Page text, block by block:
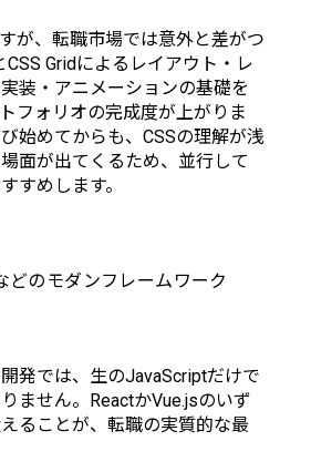
が、転職市場では意外と差がつ
CSS Gridによるレイアウト・レ
装・アニメーションの基礎を
フォリオの完成度が上がりま
始めてからも、CSSの理解が浅
面が出てくるため、並行して
すめします。
どのモダンフレームワーク
発では、生のJavaScriptだけで
ません。ReactかVue.jsのいず
ることが、転職の実質的な最